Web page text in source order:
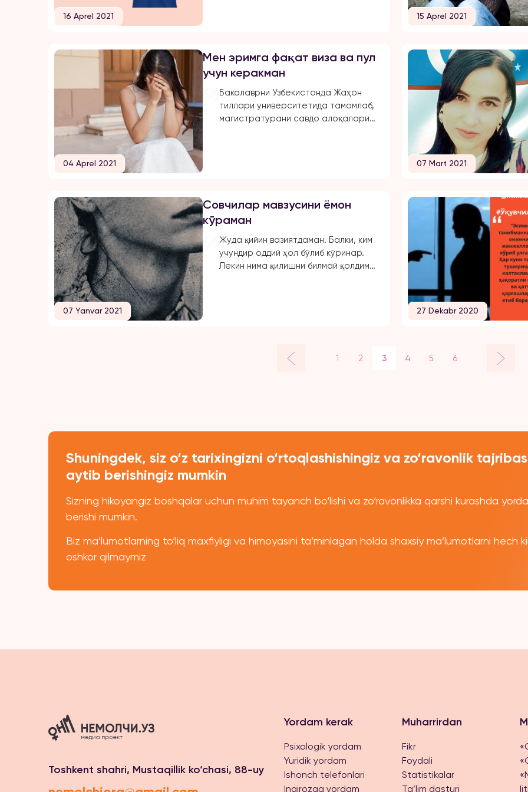
16 Aprel 2021 15 Aprel 2021
04 Aprel 2021
Мен эримга фақат виза ва пул
учун керакман
Бакалаврни Узбекистонда Жаҳон
тиллари университетида тамомлаб,
магистратурани савдо алоқалари
бўлимида менежер бўлиб ишлайман.
Уйдагилар оила қуриш вақти келди,
деб ҳолимга қўйишмади, лекин
ўзимга мос инсон учратмаган эдим.
Онамнинг қистовлари билан […]
07 Mart 2021
07 Yanvar 2021
Совчилар мавзусини ёмон
кўраман
Жуда қийин вазиятдаман. Балки, ким
учундир оддий ҳол бўлиб кўринар.
Лекин нима қилишни билмай қолдим.
марта мени кўришлари учун олиб
27 Dekabr 2020
1 2 3 4 5 6
Shuningdek, siz o‘z tarixingizni o‘rtoqlashishingiz va zo‘ravonlik
aytib berishingiz mumkin
Sizning hikoyangiz boshqalar uchun muhim tayanch bo‘lishi va zo‘ravonlikka qarshi kurashda
berishi mumkin.
Biz ma’lumotlarning to‘liq maxfiyligi va himoyasini ta’minlagan holda shaxsiy ma’lumotlarni hech
oshkor qilmaymiz
Toshkent shahri, Mustaqillik ko‘chasi, 88-uy
Yordam kerak
Psixologik yordam
Yuridik yordam
Ishonch telefonlari
Inqirozga yordam
Muharrirdan
Fikr
Foydali
Statistikalar
Ta’lim dasturi